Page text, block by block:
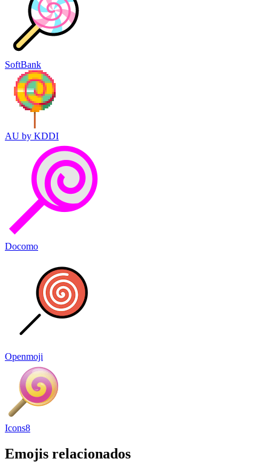
SoftBank
AU by KDDI
Docomo
Openmoji
Icons8
Emojis relacionados